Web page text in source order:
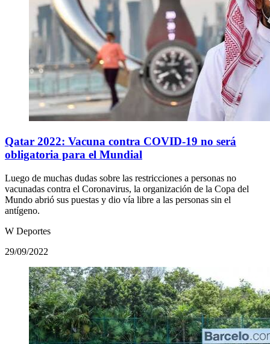
Qatar 2022: Vacuna contra COVID-19 no será
obligatoria para el Mundial
Luego de muchas dudas sobre las restricciones a personas no
vacunadas contra el Coronavirus, la organización de la Copa del
Mundo abrió sus puestas y dio vía libre a las personas sin el
antígeno.
W Deportes
29/09/2022